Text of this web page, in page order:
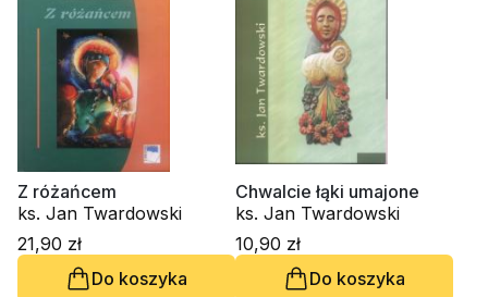
Z różańcem
ks. Jan Twardowski
21,90 zł
Do koszyka
Chwalcie łąki umajone
ks. Jan Twardowski
10,90 zł
Do koszyka